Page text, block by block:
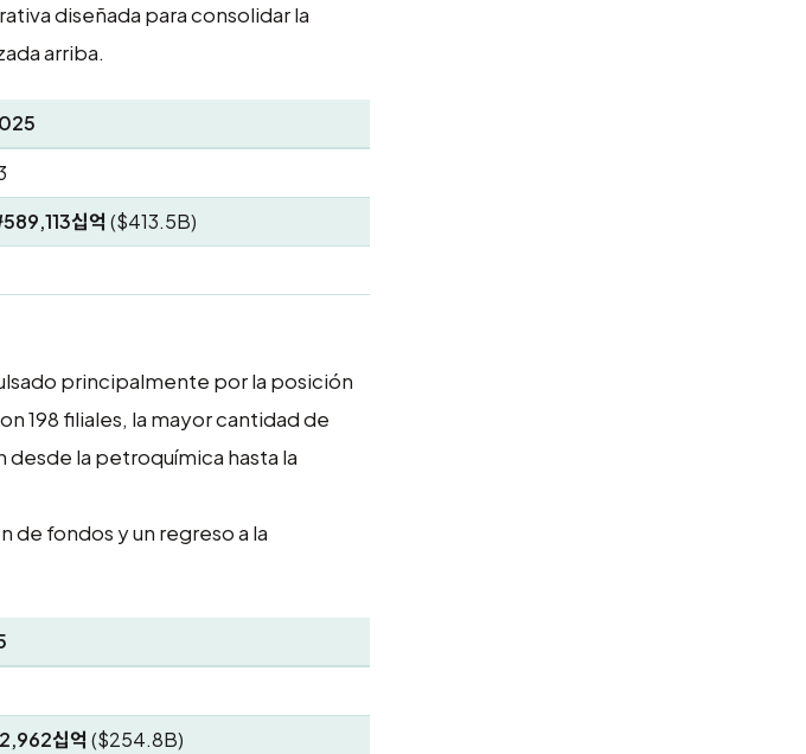
diseñada para consolidar la
arriba.
십억 ($413.5B)
principalmente por la posición
198 filiales, la mayor cantidad de
desde la petroquímica hasta la
de fondos y un regreso a la
십억 ($254.8B)